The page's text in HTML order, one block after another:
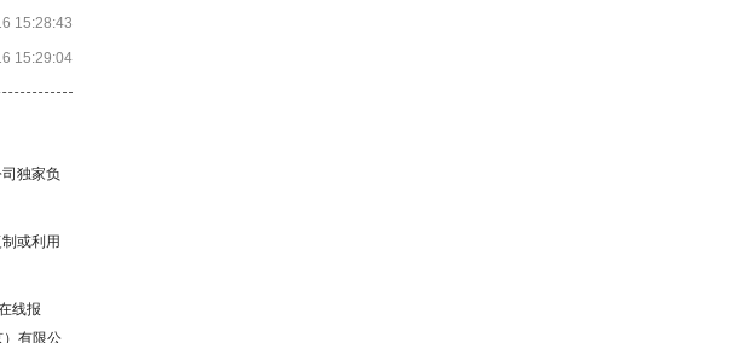
15:28:43
15:29:04
独家负
或利用
线报
）有限公